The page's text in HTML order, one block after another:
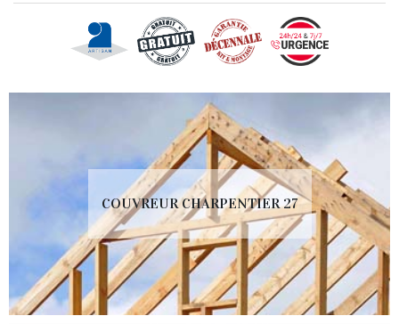
COUVREUR CHARPENTIER 27